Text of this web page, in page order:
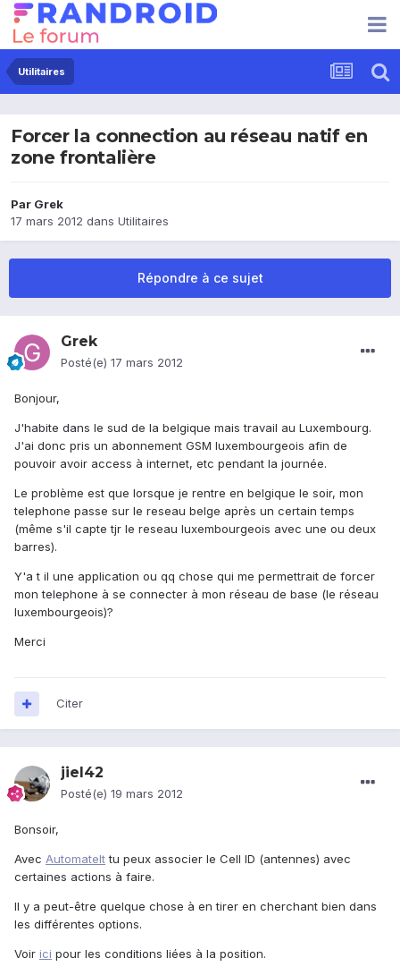
Utilitaires
Forcer la connection au réseau natif en
zone frontalière
Par Grek
17 mars 2012 dans Utilitaires
Répondre à ce sujet
Grek
Posté(e) 17 mars 2012
Bonjour,
J'habite dans le sud de la belgique mais travail au Luxembourg.
J'ai donc pris un abonnement GSM luxembourgeois afin de
pouvoir avoir access à internet, etc pendant la journée.
Le problème est que lorsque je rentre en belgique le soir, mon
telephone passe sur le reseau belge après un certain temps
(même s'il capte tjr le reseau luxembourgeois avec une ou deux
barres).
Y'a t il une application ou qq chose qui me permettrait de forcer
mon telephone à se connecter à mon réseau de base (le réseau
luxembourgeois)?
Merci
Citer
jiel42
Posté(e) 19 mars 2012
Bonsoir,
Avec AutomateIttu peux associer le Cell ID (antennes) avec
certaines actions à faire.
Il y a peut-être quelque chose à en tirer en cherchant bien dans
les différentes options.
Voir ici pour les conditions liées à la position.